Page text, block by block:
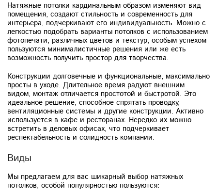
Натяжные потолки кардинальным образом изменяют вид
помещения, создают стильность и современность для
интерьера, подчеркивают его индивидуальность. Можно с
легкостью подобрать варианты потолков с использованием
фотопечати, различных цветов и текстур, особым успехом
пользуются минималистичные решения или же есть
возможность получить простор для творчества.
Конструкции долговечные и функциональные, максимально
просты в уходе. Длительное время радуют внешним
видом, монтаж отличается простотой и быстротой. Это
идеальное решение, способное спрятать проводку,
вентиляционные системы и другие конструкции. Активно
используется в кафе и ресторанах. Нередко их можно
встретить в деловых офисах, что подчеркивает
респектабельность и солидность компании.
Виды
Мы предлагаем для вас шикарный выбор натяжных
потолков, особой популярностью пользуются: